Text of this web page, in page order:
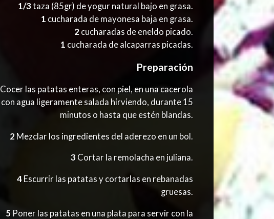
1/3taza (85gr) de yogur natural bajo en grasa.
1 cucharada de mayonesa baja en grasa.
2 cucharadas de eneldo picado.
1 cucharada de alcaparras picadas.
Preparación
Cocer las patatas enteras, con piel, en una cacerola
con agua ligeramente salada hirviendo, durante 15
minutos o hasta que estén blandas.
2Mezclar los ingredientes del aderezo en un bol.
3Cortar la remolacha en juliana.
4Escurrir las patatas y cortarlas en rebanadas
gruesas.
5 Poner las patatas en una plata para servir con la